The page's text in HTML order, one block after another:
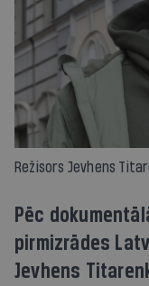
Režisors Jevhens
Pēc
pirmizrādes
Jevhens